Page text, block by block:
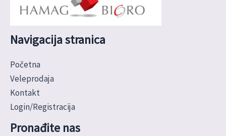
Navigacija stranica
Početna
Veleprodaja
Kontakt
Login/Registracija
Pronađite nas